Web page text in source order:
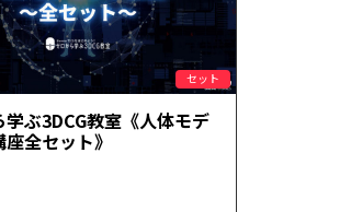
セット
ぶ3DCG教室《人体モデ
全セット》